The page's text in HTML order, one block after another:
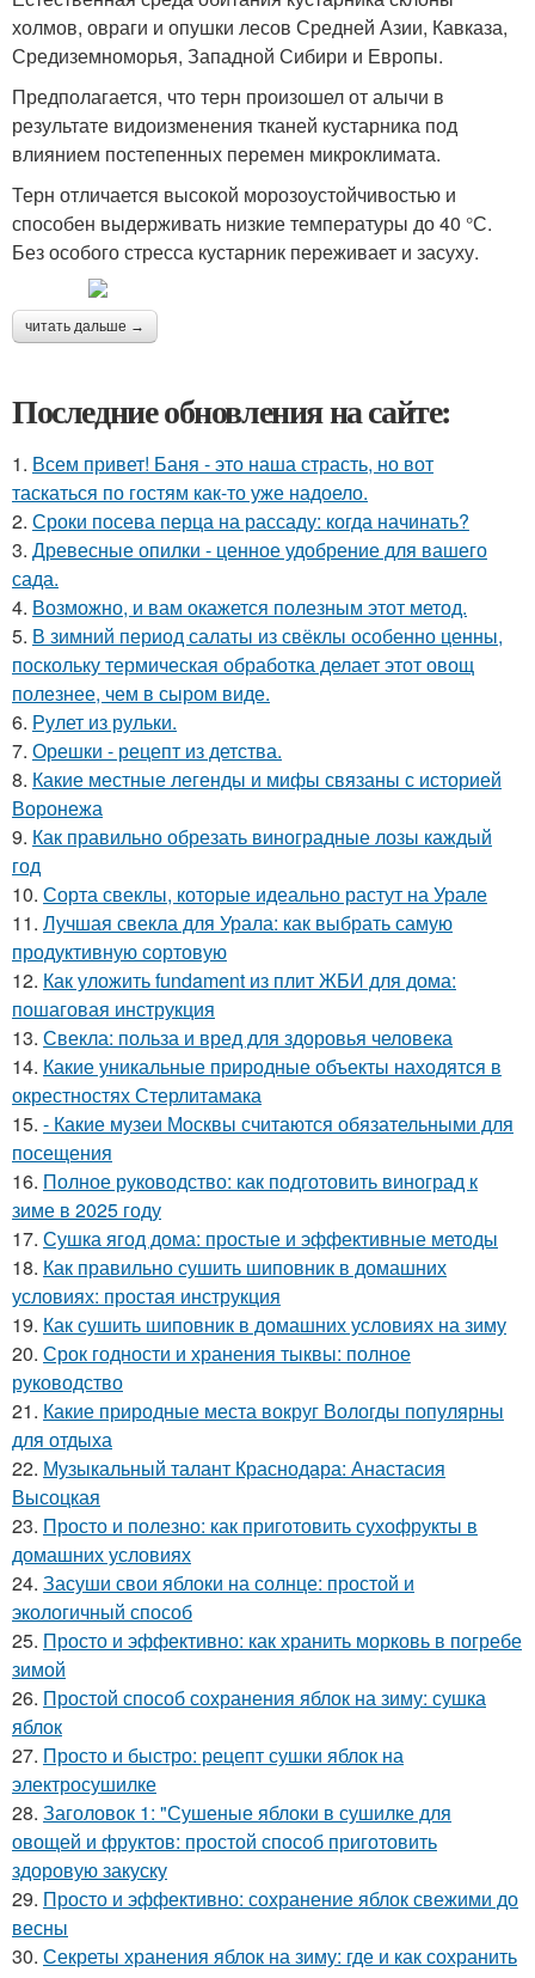
холмов, овраги и опушки лесов Средней Азии, Кавказа,
Средиземноморья, Западной Сибири и Европы.
Предполагается, что терн произошел от алычи в
результате видоизменения тканей кустарника под
влиянием постепенных перемен микроклимата.
Терн отличается высокой морозоустойчивостью и
способен выдерживать низкие температуры до 40 °С.
Без особого стресса кустарник переживает и засуху.
читать дальше →
Последние обновления на сайте:
1. Всем привет! Баня - это наша страсть, но вот
таскаться по гостям как-то уже надоело.
2. Сроки посева перца на рассаду: когда начинать?
3. Древесные опилки - ценное удобрение для вашего
сада.
4. Возможно, и вам окажется полезным этот метод.
5. В зимний период салаты из свёклы особенно ценны,
поскольку термическая обработка делает этот овощ
полезнее, чем в сыром виде.
6. Рулет из рульки.
7. Орешки - рецепт из детства.
8. Какие местные легенды и мифы связаны с историей
Воронежа
9. Как правильно обрезать виноградные лозы каждый
год
10. Сорта свеклы, которые идеально растут на Урале
11. Лучшая свекла для Урала: как выбрать самую
продуктивную сортовую
12. Как уложить fundament из плит ЖБИ для дома:
пошаговая инструкция
13. Свекла: польза и вред для здоровья человека
14. Какие уникальные природные объекты находятся в
окрестностях Стерлитамака
15. - Какие музеи Москвы считаются обязательными для
посещения
16. Полное руководство: как подготовить виноград к
зиме в 2025 году
17. Сушка ягод дома: простые и эффективные методы
18. Как правильно сушить шиповник в домашних
условиях: простая инструкция
19. Как сушить шиповник в домашних условиях на зиму
20. Срок годности и хранения тыквы: полное
руководство
21. Какие природные места вокруг Вологды популярны
для отдыха
22. Музыкальный талант Краснодара: Анастасия
Высоцкая
23. Просто и полезно: как приготовить сухофрукты в
домашних условиях
24. Засуши свои яблоки на солнце: простой и
экологичный способ
25. Просто и эффективно: как хранить морковь в погребе
зимой
26. Простой способ сохранения яблок на зиму: сушка
яблок
27. Просто и быстро: рецепт сушки яблок на
электросушилке
28. Заголовок 1: "Сушеные яблоки в сушилке для
овощей и фруктов: простой способ приготовить
здоровую закуску
29. Просто и эффективно: сохранение яблок свежими до
весны
30. Секреты хранения яблок на зиму: где и как сохранить